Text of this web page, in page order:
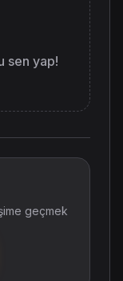
sen yap!
geçmek